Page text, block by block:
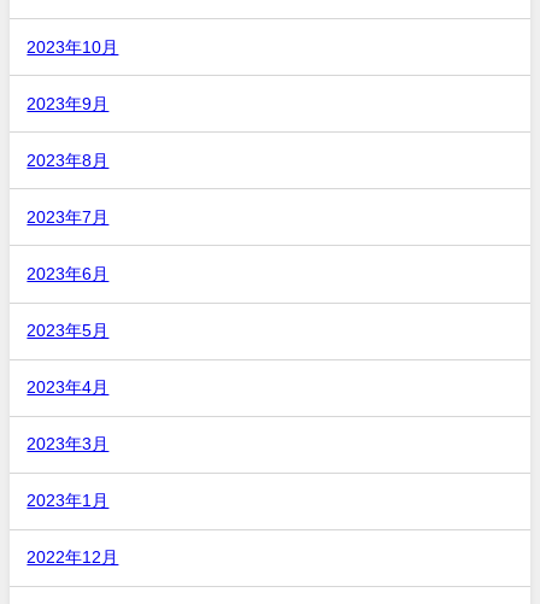
2023年10月
2023年9月
2023年8月
2023年7月
2023年6月
2023年5月
2023年4月
2023年3月
2023年1月
2022年12月